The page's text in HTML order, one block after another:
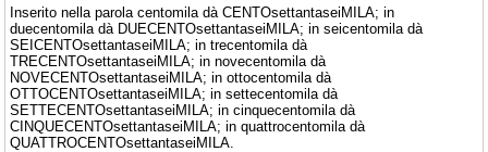
Inserito nella parola centomila dà CENTOsettantaseiMILA; in
duecentomila dà DUECENTOsettantaseiMILA; in seicentomila dà
SEICENTOsettantaseiMILA; in trecentomila dà
TRECENTOsettantaseiMILA; in novecentomila dà
NOVECENTOsettantaseiMILA; in ottocentomila dà
OTTOCENTOsettantaseiMILA; in settecentomila dà
SETTECENTOsettantaseiMILA; in cinquecentomila dà
CINQUECENTOsettantaseiMILA; in quattrocentomila dà
QUATTROCENTOsettantaseiMILA.